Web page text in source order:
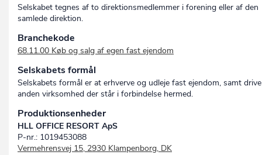
Selskabet tegnes af to direktionsmedlemmer i forening eller af den
samlede direktion.
Branchekode
68.11.00 Køb og salg af egen fast ejendom
Selskabets formål
Selskabets formål er at erhverve og udleje fast ejendom, samt drive
anden virksomhed der står i forbindelse hermed.
Produktionsenheder
HLL OFFICE RESORT ApS
P-nr.: 1019453088
Vermehrensvej 15, 2930 Klampenborg, DK